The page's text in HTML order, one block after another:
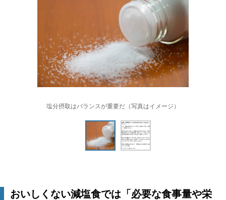
塩分摂取はバランスが重要だ（写真はイメージ）
おいしくない減塩食では「必要な食事量や栄